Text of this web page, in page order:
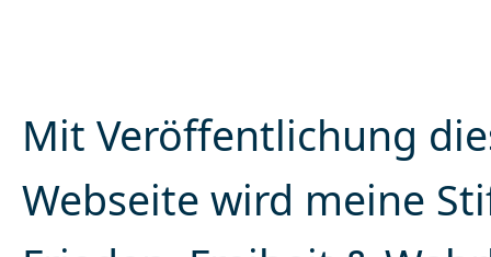
Mit Veröffentlichung
Webseite wird meine